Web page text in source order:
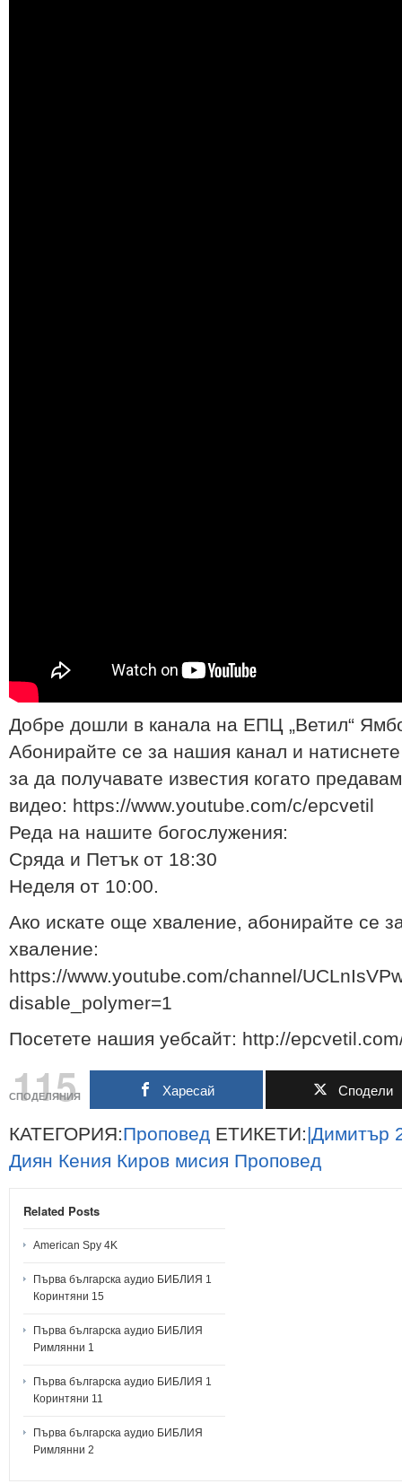
Добре дошли в канала на ЕПЦ „Ветил“
Абонирайте се за нашия канал и
за да получавате известия когато
видео: https://www.youtube.com/c/epcvetil
Реда на нашите богослyжения:
Сряда и Петък от 18:30
Неделя от 10:00.
Ако искате още хваление, абонирайте се
хваление:
https://www.youtube.com/channel/
disable_polymer=1
Посетете нашия уебсайт: http://
115
СПОДЕЛЯНИЯ Харесай Сподели
КАТЕГОРИЯ:Проповед ЕТИКЕТИ:|Димитър
Диян Кения Киров мисия Проповед
Related Posts
American Spy 4K
Първа българска аудио БИБЛИЯ 1
Коринтяни 15
Първа българска аудио БИБЛИЯ
Римлянни 1
Първа българска аудио БИБЛИЯ 1
Коринтяни 11
Първа българска аудио БИБЛИЯ
Римлянни 2